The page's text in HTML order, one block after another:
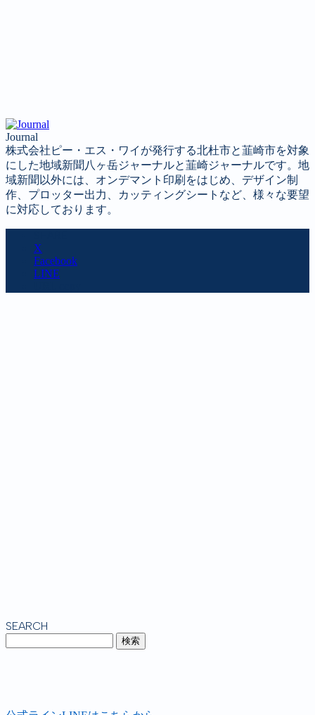
Journal
株式会社ピー・エス・ワイが発行する北杜市と韮崎市を対象
にした地域新聞八ヶ岳ジャーナルと韮崎ジャーナルです。地
域新聞以外には、オンデマント印刷をはじめ、デザイン制
作、プロッター出力、カッティングシートなど、様々な要望
に対応しております。
X
Facebook
LINE
SEARCH